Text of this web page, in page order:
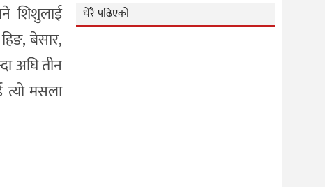
शिशुलाई
बेसार,
अघि तीन
मसला
धेरै पढिएको